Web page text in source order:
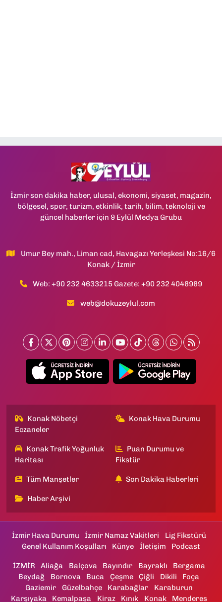
İzmir son dakika haber, ulusal, ekonomi, siyaset, magazin,
bölgesel, spor, turizm, etkinlik, tarih, bilim, teknoloji ve
güncel haberler için 9 Eylül Medya Grubu
Umur Bey mah., Liman cad, Havagazı Yerleşkesi No:16/6
Konak / İzmir
Web: +90 232 4633215 Gazete: +90 232 4048989
web@dokuzeylul.com
Konak Nöbetçi
Eczaneler
Konak Hava Durumu
Konak Trafik Yoğunluk
Haritası
Puan Durumu ve
Fikstür
Tüm Manşetler Son Dakika Haberleri
Haber Arşivi
İzmir Hava Durumu İzmir Namaz Vakitleri
Lig Fikstürü
Genel Kullanım Koşulları
Künye İletişim Podcast
İZMİR Aliağa Balçova Bayındır Bayraklı
Bergama
Beydağ
Bornova Buca Çeşme Çiğli Dikili
Foça
Gaziemir
Güzelbahçe Karabağlar
Karaburun
Karşıyaka
Kemalpaşa Kiraz Kınık Konak Menderes